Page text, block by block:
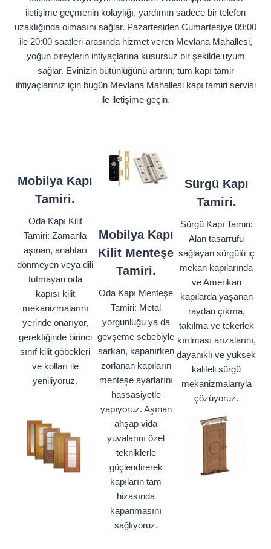
iletişime geçmenin kolaylığı, yardımın sadece bir telefon
uzaklığında olmasını sağlar. Pazartesiden Cumartesiye 09:00
ile 20:00 saatleri arasında hizmet veren Mevlana Mahallesi,
yoğun bireylerin ihtiyaçlarına kusursuz bir şekilde uyum
sağlar. Evinizin bütünlüğünü artırın; tüm kapı tamir
ihtiyaçlarınız için bugün Mevlana Mahallesi kapı tamiri servisi
ile iletişime geçin.
Mobilya Kapı
Tamiri.
Oda Kapı Kilit
Tamiri: Zamanla
aşınan, anahtarı
dönmeyen veya dili
tutmayan oda
kapısı kilit
mekanizmalarını
yerinde onarıyor,
gerektiğinde birinci
sınıf kilit göbekleri
ve kolları ile
yeniliyoruz.
Mobilya Kapı
Kilit Menteşe
Tamiri.
Oda Kapı Menteşe
Tamiri: Metal
yorgunluğu ya da
gevşeme sebebiyle
sarkan, kapanırken
zorlanan kapıların
menteşe ayarlarını
hassasiyetle
yapıyoruz. Aşınan
ahşap vida
yuvalarını özel
tekniklerle
güçlendirerek
kapıların tam
hizasında
kapanmasını
sağlıyoruz.
Sürgü Kapı
Tamiri.
Sürgü Kapı Tamiri:
Alan tasarrufu
sağlayan sürgülü iç
mekan kapılarında
ve Amerikan
kapılarda yaşanan
raydan çıkma,
takılma ve tekerlek
kırılması arızalarını,
dayanıklı ve yüksek
kaliteli sürgü
mekanizmalarıyla
çözüyoruz.